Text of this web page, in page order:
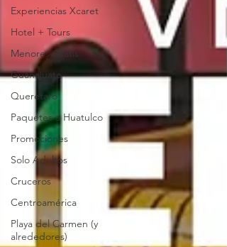
Experiencias Xcaret
Hotel + Tours
Menores Gratis
Guanajuato
Queretaro
Paquetes a Huatulco
Promociones
Solo Adultos
Cruceros
Centroamérica
Playa del Carmen (y
alrededores)